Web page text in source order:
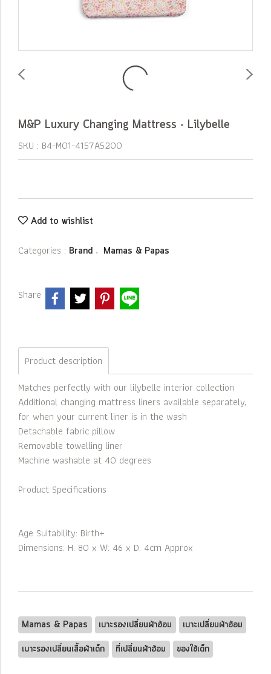
M&P Luxury Changing Mattress - Lilybelle
SKU : B4-M01-4157A5200
Add to wishlist
Categories : Brand , Mamas & Papas
Share
Product description
Matches perfectly with our lilybelle interior collection
Additional changing mattress liners available separately,
for when your current liner is in the wash
Detachable fabric pillow
Removable towelling liner
Machine washable at 40 degrees
Product Specifications
Age Suitability: Birth+
Dimensions: H: 80 x W: 46 x D: 4cm Approx
Mamas & Papas เบาะรองเปลี่ยนผ้าอ้อม
เบาะเปลี่ยนผ้าอ้อม
เบาะรองเปลี่ยนเสื้อผ้าเด็ก
ที่เปลี่ยนผ้าอ้อม ของใช้เด็ก